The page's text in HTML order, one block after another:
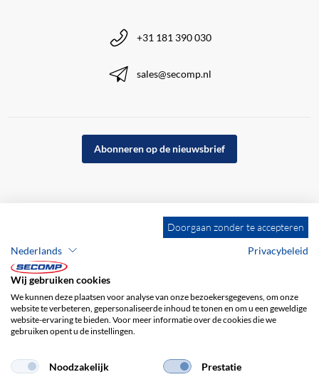
+31 181 390 030
sales@secomp.nl
Abonneren op de nieuwsbrief
Bedrijfsgegevens
Privacybeleid
Doorgaan zonder te accepteren
Nederlands
Privacybeleid
Wij gebruiken cookies
We kunnen deze plaatsen voor analyse van onze bezoekersgegevens, om onze
website te verbeteren, gepersonaliseerde inhoud te tonen en om u een geweldige
website-ervaring te bieden. Voor meer informatie over de cookies die we
gebruiken opent u de instellingen.
Noodzakelijk Prestatie